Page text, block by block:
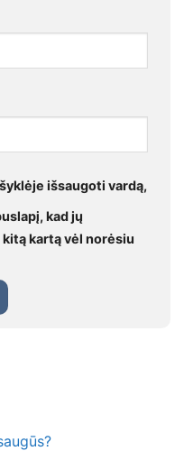
išsaugoti vardą,
kad jų
kartą vėl norėsiu